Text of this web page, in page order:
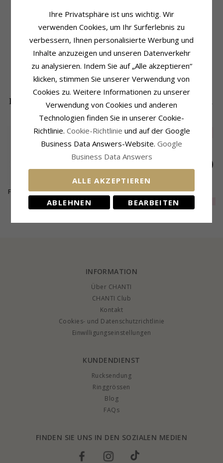
Produktinformation
Marke:Hard Steel
Dogtag
Oberfläche: Polierter
Größe
Höhe:38,0 mm
Breite: 23,0 mm
Lieferzeit
Lieferzeit:
4-5 Werktage
DIE BELIEBTESTEN PRODUKTE IN DER
KATEGORIE
Fußball Namenskette
mit Anhänger in
Silber - My Letter
CHANTI Preis 73,-
ID-Blech aus 8 Karat
Gold
CHANTI Preis 345,-
SALE
Thors Hammer
Anhänger aus
oxidiertem
EXTRA
INFORMATION
Über CHANTI
CHANTI Club
Kontakt
Cookies- und Datenschutzrichtlinie
Einwilligungseinstellungen
KUNDENDIENST
Rucksendung
Ringgrössen
Blog
FAQs
FINDEN SIE UNS IN DEN SOZIALEN MEDIEN
Ihre Privatsphäre ist uns wichtig. Wir
verwenden Cookies, um Ihr Surferlebnis zu
verbessern, Ihnen personalisierte Werbung und
Inhalte anzuzeigen und unseren Datenverkehr
zu analysieren. Indem Sie auf „Alle akzeptieren“
klicken, stimmen Sie unserer Verwendung von
Cookies zu. Weitere Informationen zu unserer
Verwendung von Cookies und anderen
Technologien finden Sie in unserer Cookie-
Richtlinie. Cookie-Richtlinie und auf der Google
Business Data Answers-Website. Google
Business Data Answers
ALLE AKZEPTIEREN
ABLEHNEN BEARBEITEN